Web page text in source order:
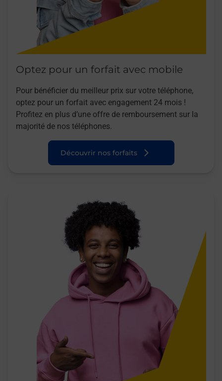
Optez pour un forfait avec mobile
Pour bénéficier du meilleur prix sur votre téléphone,
optez pour un forfait avec engagement 24 mois !
Profitez en plus d’une offre de remboursement sur la
majorité de nos téléphones.
Découvrir nos forfaits